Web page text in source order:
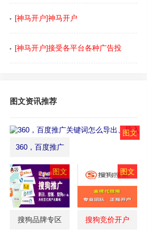
[神马开户]神马开户
[神马开户]接受各平台各种广告投
图文资讯推荐
360，百度推广
搜狗品牌专区 搜狗竞价开户